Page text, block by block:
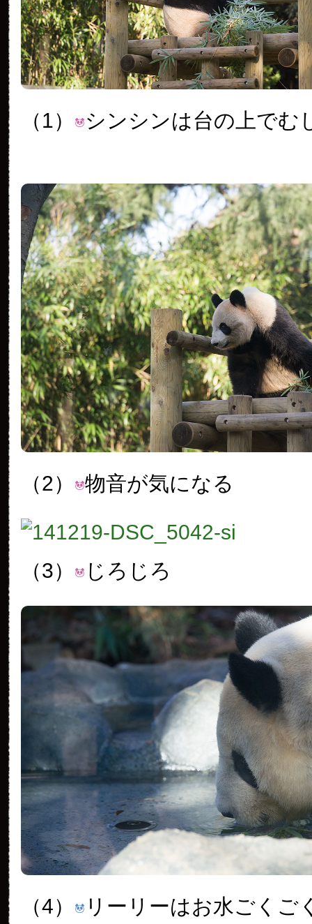
（1） シンシンは台の上でむ
（2） 物音が気になる
（3） じろじろ
（4） リーリーはお水ごくご